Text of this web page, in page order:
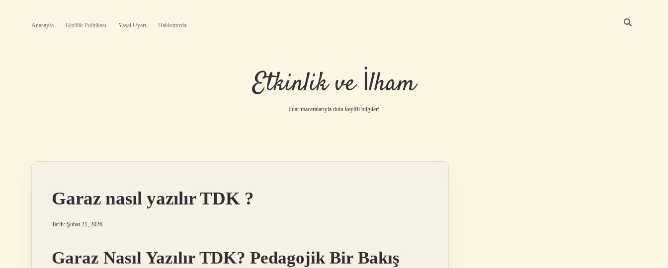
Anasayfa Gizlilik Politikası Yasal Uyarı Hakkımızda
Etkinlik ve İlham
Fuar maceralarıyla dolu keyifli bilgiler!
Garaz nasıl yazılır TDK ?
Tarih: Şubat 21, 2026
Garaz Nasıl Yazılır TDK? Pedagojik Bir Bakış